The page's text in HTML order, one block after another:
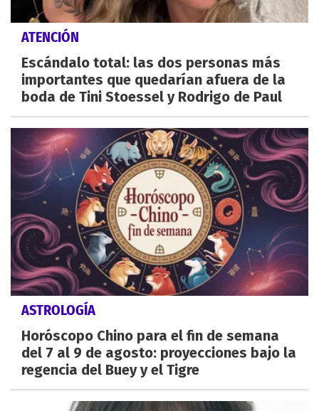
ATENCIÓN
Escándalo total: las dos personas más
importantes que quedarían afuera de la
boda de Tini Stoessel y Rodrigo de Paul
ASTROLOGÍA
Horóscopo Chino para el fin de semana
del 7 al 9 de agosto: proyecciones bajo la
regencia del Buey y el Tigre